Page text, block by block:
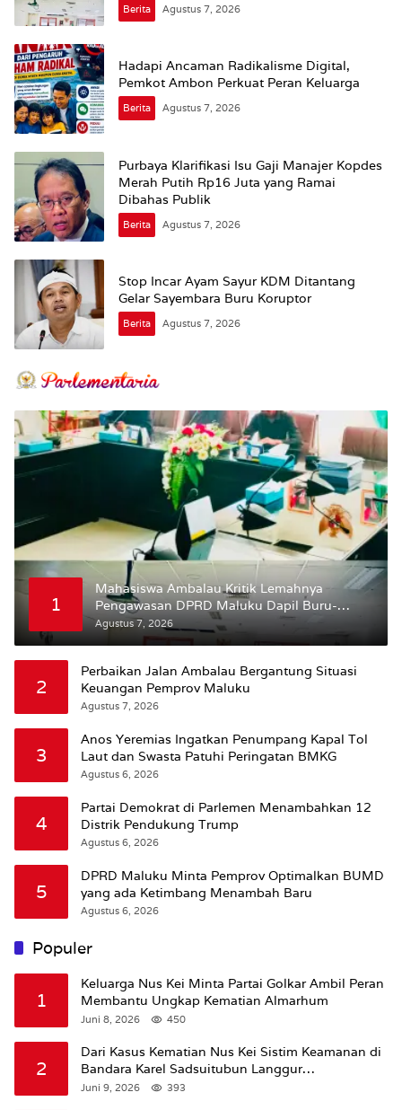
Berita Agustus 7, 2026
Hadapi Ancaman Radikalisme Digital,
Pemkot Ambon Perkuat Peran Keluarga
Berita Agustus 7, 2026
Purbaya Klarifikasi Isu Gaji Manajer Kopdes
Merah Putih Rp16 Juta yang Ramai
Dibahas Publik
Berita Agustus 7, 2026
Stop Incar Ayam Sayur KDM Ditantang
Gelar Sayembara Buru Koruptor
Berita Agustus 7, 2026
1
Mahasiswa Ambalau Kritik Lemahnya
Pengawasan DPRD Maluku Dapil Buru-
Bursel Terhadap Proses Perubahan Status
Agustus 7, 2026
2
Perbaikan Jalan Ambalau Bergantung Situasi
Keuangan Pemprov Maluku
Agustus 7, 2026
3
Anos Yeremias Ingatkan Penumpang Kapal Tol
Laut dan Swasta Patuhi Peringatan BMKG
Agustus 6, 2026
4
Partai Demokrat di Parlemen Menambahkan 12
Distrik Pendukung Trump
Agustus 6, 2026
5
DPRD Maluku Minta Pemprov Optimalkan BUMD
yang ada Ketimbang Menambah Baru
Agustus 6, 2026
Populer
1
Keluarga Nus Kei Minta Partai Golkar Ambil Peran
Membantu Ungkap Kematian Almarhum
Juni 8, 2026 450
2
Dari Kasus Kematian Nus Kei Sistim Keamanan di
Bandara Karel Sadsuitubun Langgur
Dipertanyakan
Juni 9, 2026 393